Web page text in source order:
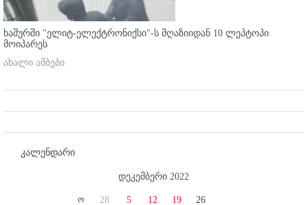
ხაშურში "ელიტ-ელექტრონიქსი"-ს მღაზიიდან 10 ლეპტოპი
მოიპარეს
ახალი ამბები
კალენდარი
დეკემბერი 2022
ო 28 5 12 19 26